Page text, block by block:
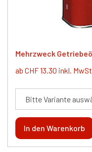
Mehrzweck
ab CHF 13.30 inkl.